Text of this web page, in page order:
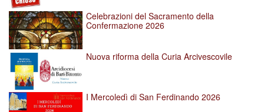
Celebrazioni del Sacramento della
Confermazione 2026
Nuova riforma della Curia Arcivescovile
I Mercoledì di San Ferdinando 2026